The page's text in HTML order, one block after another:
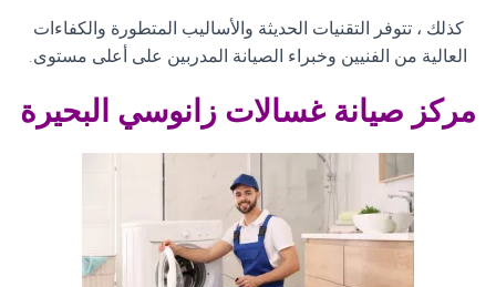
كذلك ، تتوفر التقنيات الحديثة والأساليب المتطورة والكفاءات
العالية من الفنيين وخبراء الصيانة المدربين على أعلى مستوى.
مركز صيانة غسالات زانوسي البحيرة